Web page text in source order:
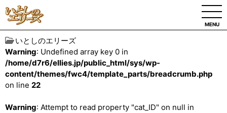
MENU
いとしのエリーズ
Warning: Undefined array key 0 in
/home/d7r6/ellies.jp/public_html/sys/wp-
content/themes/fwc4/template_parts/breadcrumb.php
on line 22
Warning: Attempt to read property "cat_ID" on null in